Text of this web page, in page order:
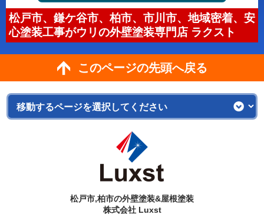
松戸市、鎌ケ谷市、柏市、市川市、地域密着、安
心塗装工事がウリの外壁塗装専門店 ラクスト
このページの先頭へ戻る
松戸市,柏市の外壁塗装&屋根塗装
株式会社 Luxst